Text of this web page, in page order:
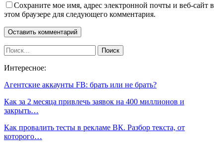
Сохраните мое имя, адрес электронной почты и веб-сайт в
этом браузере для следующего комментария.
Интересное:
Агентские аккаунты FB: брать или не брать?
Как за 2 месяца привлечь заявок на 400 миллионов и
закрыть…
Как провалить тесты в рекламе ВК. Разбор текста, от
которого…